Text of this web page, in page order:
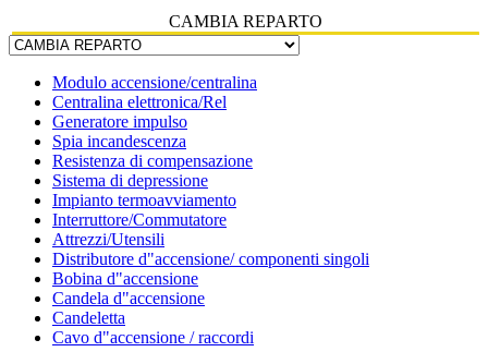
CAMBIA REPARTO
Modulo accensione/centralina
Centralina elettronica/Rel
Generatore impulso
Spia incandescenza
Resistenza di compensazione
Sistema di depressione
Impianto termoavviamento
Interruttore/Commutatore
Attrezzi/Utensili
Distributore d"accensione/ componenti singoli
Bobina d"accensione
Candela d"accensione
Candeletta
Cavo d"accensione / raccordi